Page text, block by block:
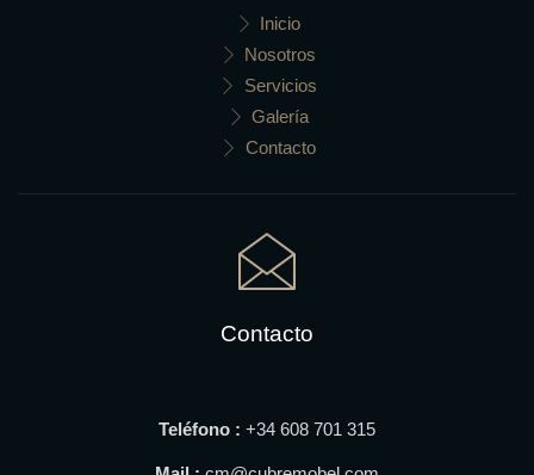
Inicio
Nosotros
Servicios
Galería
Contacto
Contacto
Teléfono : +34 608 701 315